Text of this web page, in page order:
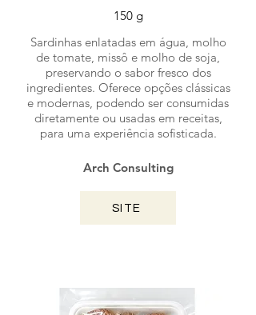
150 g
Sardinhas enlatadas em água, molho
de tomate, missô e molho de soja,
preservando o sabor fresco dos
ingredientes. Oferece opções clássicas
e modernas, podendo ser consumidas
diretamente ou usadas em receitas,
para uma experiência sofisticada.
Arch Consulting
SITE